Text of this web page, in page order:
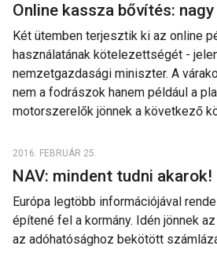
Online kassza bővítés:
Két ütemben terjesztik ki az online
használatának kötelezettségét -
nemzetgazdasági miniszter. A
nem a fodrászok hanem például a
motorszerelők jönnek a következő
2016. FEBRUÁR 25.
NAV: mindent tudni akarok!
Európa legtöbb információjával
építené fel a kormány. Idén jönnek
az adóhatósághoz bekötött